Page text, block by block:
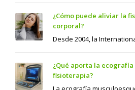
¿Cómo puede aliviar la
corporal?
Desde 2004, la
¿Qué aporta la
fisioterapia?